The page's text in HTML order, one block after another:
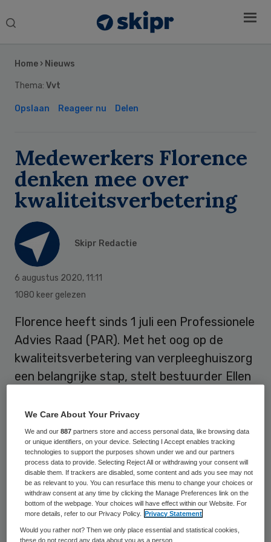
Search
Home › Nieuws
Thema: Vvt
Opslaan Reageer nu Delen
Medewerkers Florence
denken mee over
kwaliteitsverbetering
Skipr Redactie
6 augustus 2020, 11:11
1080 keer gelezen
Florence heeft sinds 1 juli een Professionele
Advies Raad (PAR). Met het oog op de
kwaliteitsverbetering van verpleeghuiszorg
een belangrijke stap, stelt bestuurder Ellen
de zorgprofessionals en de besluitvormers.”
De PAR praat met de raad van bestuur en
directie en geeft gevraagd en ongevraagd
advies over het verbeteren en borgen van
Sidebar
We Care About Your Privacy
We and our887 partners store and access personal data, like browsing data
or unique identifiers, on your device. Selecting I Accept enables tracking
technologies to support the purposes shown under we and our partners
process data to provide. Selecting Reject All or withdrawing your consent will
disable them. If trackers are disabled, some content and ads you see may not
be as relevant to you. You can resurface this menu to change your choices or
withdraw consent at any time by clicking the Manage Preferences link on the
bottom of the webpage. Your choices will have effect within our Website. For
more details, refer to our Privacy Policy.
Privacy Statement
Would you rather not? Then we only place essential and statistical cookies,
these do not record any data about you as a person